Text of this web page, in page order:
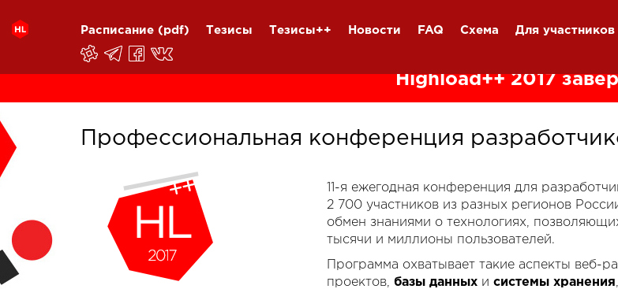
Расписание (pdf) Тезисы Тезисы++ Новости FAQ Схема Для участников
Highload++ 2017
Профессиональная конференция
11-я ежегодная конференция для
2 700 участников из разных регионов
обмен знаниями о технологиях,
тысячи и миллионы пользователей.
Программа охватывает такие аспекты веб-
проектов, базы данных и системы хранения